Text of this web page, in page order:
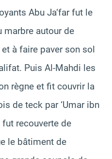
Abu Ja‘far fut le
marbre autour de
à faire paver son sol
Puis Al-Mahdi les
règne et fit couvrir la
de teck par ‘Umar ibn
recouverte de
le bâtiment de